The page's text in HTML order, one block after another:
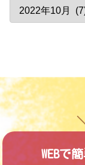
WEBで